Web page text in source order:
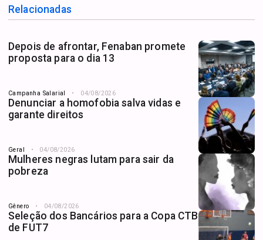
Relacionadas
Depois de afrontar, Fenaban promete
proposta para o dia 13
Campanha Salarial 04/08/2026
Denunciar a homofobia salva vidas e
garante direitos
Geral 04/08/2026
Mulheres negras lutam para sair da
pobreza
Gênero 04/08/2026
Seleção dos Bancários para a Copa CTB
de FUT7